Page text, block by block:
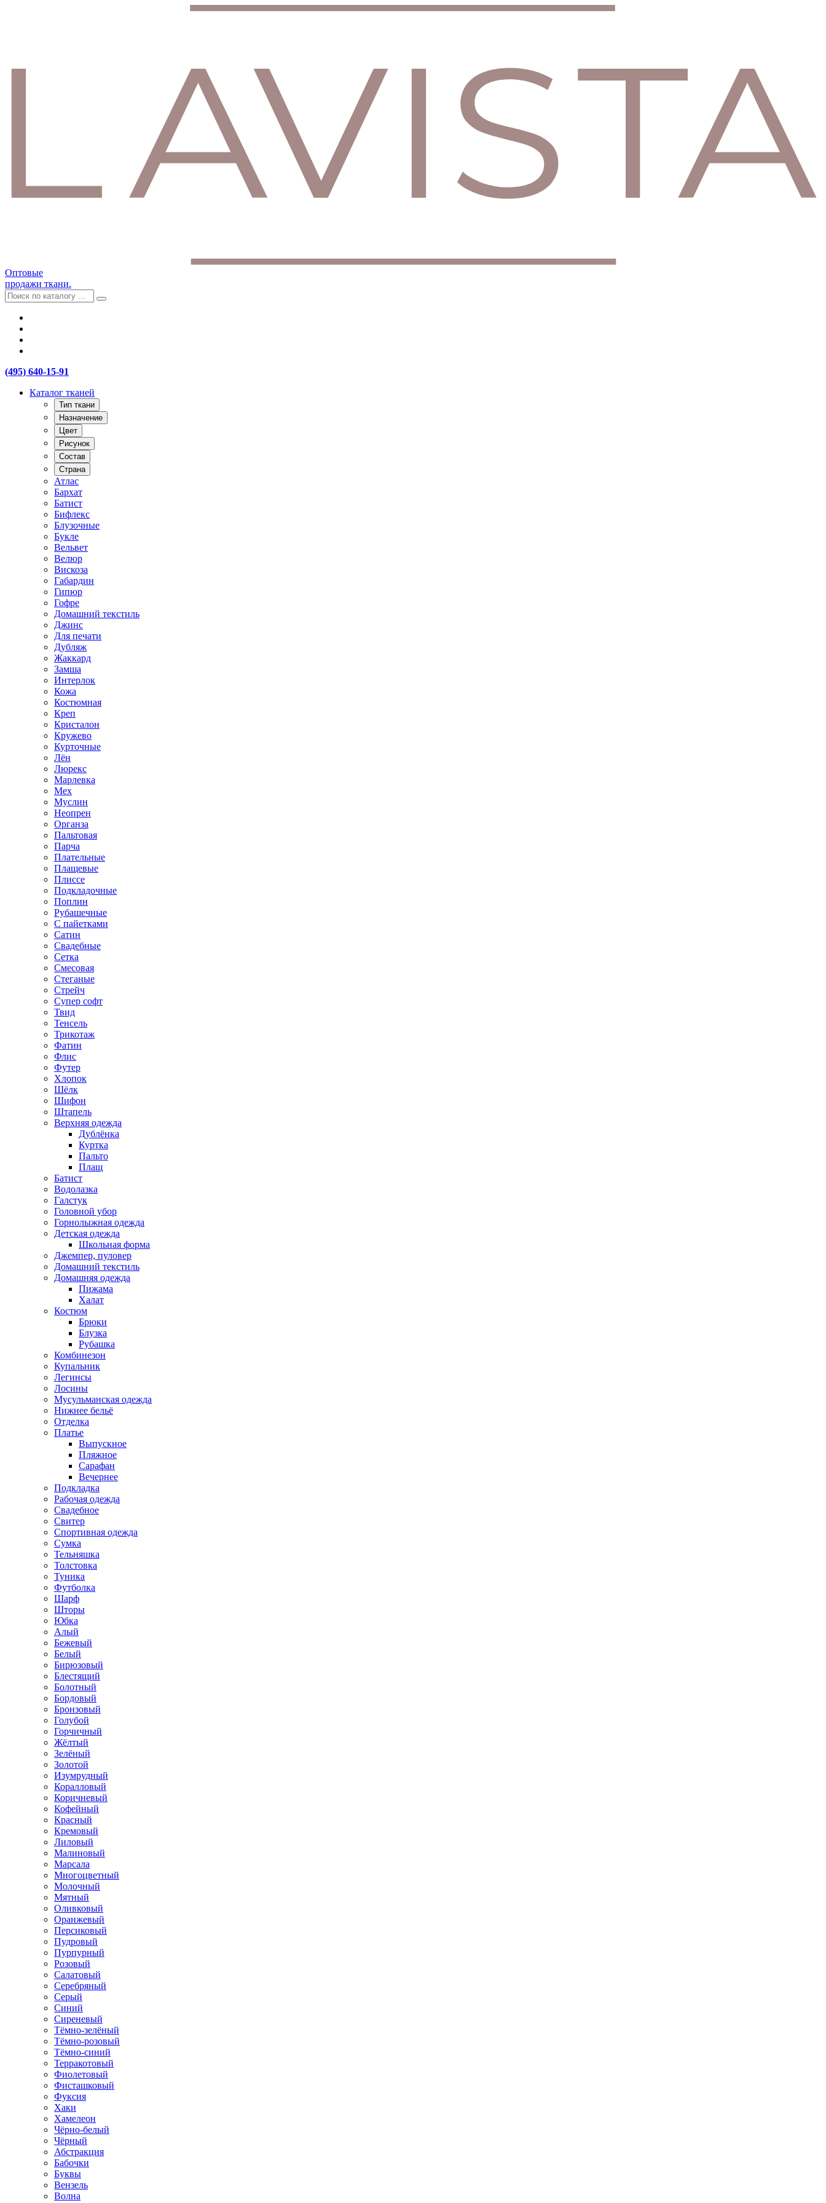
Оптовые
продажи ткани.
(495) 640-15-91
Каталог тканей
Тип ткани
Назначение
Цвет
Рисунок
Состав
Страна
Атлас
Бархат
Батист
Бифлекс
Блузочные
Букле
Вельвет
Велюр
Вискоза
Габардин
Гипюр
Гофре
Домашний текстиль
Джинс
Для печати
Дубляж
Жаккард
Замша
Интерлок
Кожа
Костюмная
Креп
Кристалон
Кружево
Курточные
Лён
Люрекс
Марлевка
Мех
Муслин
Неопрен
Органза
Пальтовая
Парча
Плательные
Плащевые
Плиссе
Подкладочные
Поплин
Рубашечные
С пайетками
Сатин
Свадебные
Сетка
Смесовая
Стеганые
Стрейч
Супер софт
Твид
Тенсель
Трикотаж
Фатин
Флис
Футер
Хлопок
Шёлк
Шифон
Штапель
Верхняя одежда
Дублёнка
Куртка
Пальто
Плащ
Батист
Водолазка
Галстук
Головной убор
Горнолыжная одежда
Детская одежда
Школьная форма
Джемпер, пуловер
Домашний текстиль
Домашняя одежда
Пижама
Халат
Костюм
Брюки
Блузка
Рубашка
Комбинезон
Купальник
Легинсы
Лосины
Мусульманская одежда
Нижнее бельё
Отделка
Платье
Выпускное
Пляжное
Сарафан
Вечернее
Подкладка
Рабочая одежда
Свадебное
Свитер
Спортивная одежда
Сумка
Тельняшка
Толстовка
Туника
Футболка
Шарф
Шторы
Юбка
Алый
Бежевый
Белый
Бирюзовый
Блестящий
Болотный
Бордовый
Бронзовый
Голубой
Горчичный
Жёлтый
Зелёный
Золотой
Изумрудный
Коралловый
Коричневый
Кофейный
Красный
Кремовый
Лиловый
Малиновый
Марсала
Многоцветный
Молочный
Мятный
Оливковый
Оранжевый
Персиковый
Пудровый
Пурпурный
Розовый
Салатовый
Серебряный
Серый
Синий
Сиреневый
Тёмно-зелёный
Тёмно-розовый
Тёмно-синий
Терракотовый
Фиолетовый
Фисташковый
Фуксия
Хаки
Хамелеон
Чёрно-белый
Чёрный
Абстракция
Бабочки
Буквы
Вензель
Волна